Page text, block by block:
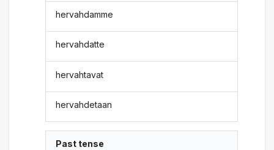
hervahdamme
hervahdatte
hervahtavat
hervahdetaan
Past tense